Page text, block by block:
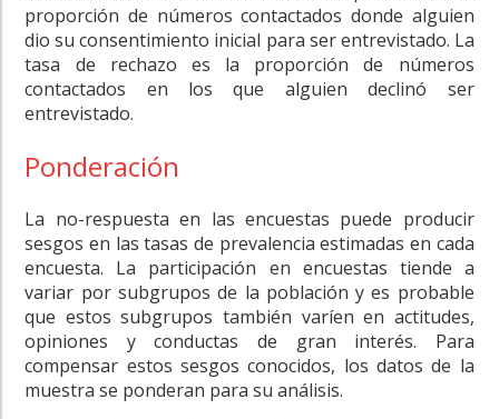
proporción de números contactados donde alguien
dio su consentimiento inicial para ser entrevistado. La
tasa de rechazo es la proporción de números
contactados en los que alguien declinó ser
entrevistado.
Ponderación
La no-respuesta en las encuestas puede producir
sesgos en las tasas de prevalencia estimadas en cada
encuesta. La participación en encuestas tiende a
variar por subgrupos de la población y es probable
que estos subgrupos también varíen en actitudes,
opiniones y conductas de gran interés. Para
compensar estos sesgos conocidos, los datos de la
muestra se ponderan para su análisis.